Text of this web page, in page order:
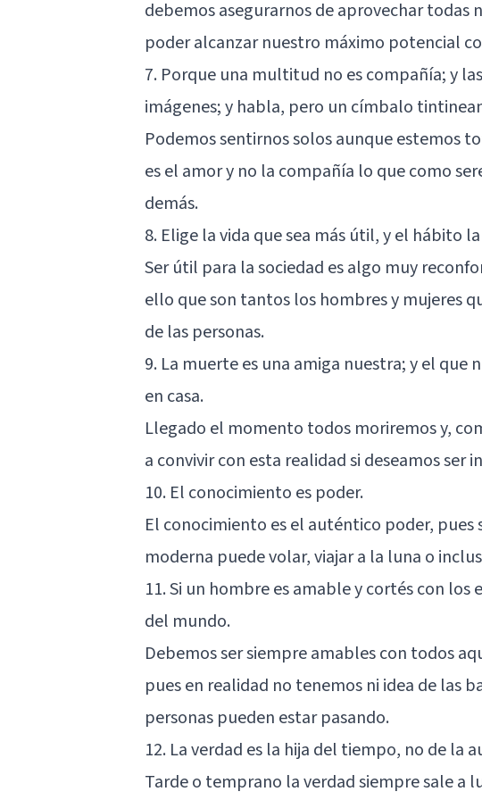
debemos asegurarnos de aprovechar todas
poder alcanzar nuestro máximo potencial
7. Porque una multitud no es compañía; y
imágenes; y habla, pero un címbalo
Podemos sentirnos solos aunque estemos
es el amor y no la compañía lo que como
demás.
8. Elige la vida que sea más útil, y el hábito
Ser útil para la sociedad es algo muy
ello que son tantos los hombres y mujeres
de las personas.
9. La muerte es una amiga nuestra; y el
en casa.
Llegado el momento todos moriremos y,
a convivir con esta realidad si deseamos ser
10. El conocimiento es poder.
El conocimiento es el auténtico poder, pues
moderna puede volar, viajar a la luna o
11. Si un hombre es amable y cortés con
del mundo.
Debemos ser siempre amables con todos
pues en realidad no tenemos ni idea de las
personas pueden estar pasando.
12. La verdad es la hija del tiempo, no de la
Tarde o temprano la verdad siempre sale a